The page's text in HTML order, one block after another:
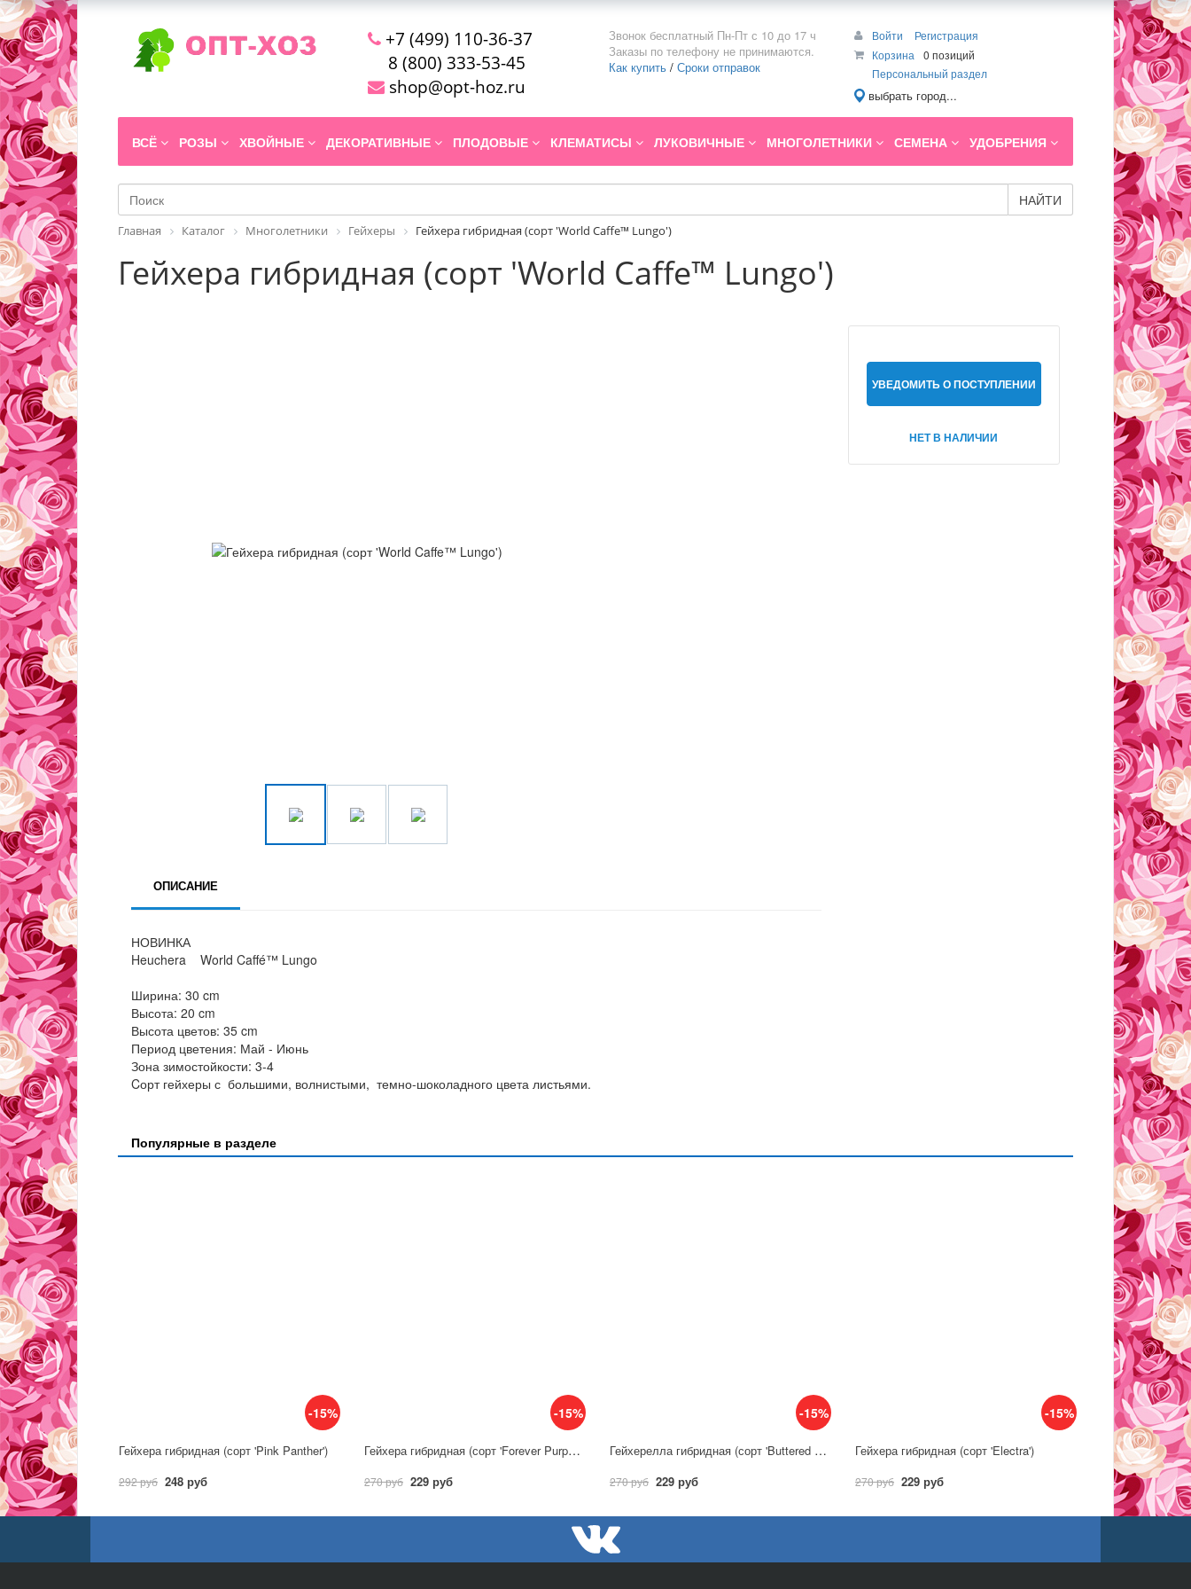
+7 (499) 110-36-37
8 (800) 333-53-45
shop@opt-hoz.ru
Звонок бесплатный Пн-Пт с 10 до 17 ч
Заказы по телефону не принимаются.
Как купить / Сроки отправок
Войти
Регистрация
Корзина
0 позиций
Персональный раздел
выбрать город...
ВСЁ РОЗЫ ХВОЙНЫЕ ДЕКОРАТИВНЫЕ ПЛОДОВЫЕ КЛЕМАТИСЫ ЛУКОВИЧНЫЕ МНОГОЛЕТНИКИ СЕМЕНА УДОБРЕНИЯ
НАЙТИ
Главная Каталог Многолетники Гейхеры Гейхера гибридная (сорт 'World Caffe™ Lungo')
Гейхера гибридная (сорт 'World Caffe™ Lungo')
УВЕДОМИТЬ О ПОСТУПЛЕНИИ
НЕТ В НАЛИЧИИ
ОПИСАНИЕ
НОВИНКА
Heuchera World Caffé™ Lungo
Ширина: 30 cm
Высота: 20 cm
Высота цветов: 35 cm
Период цветения: Май - Июнь
Зона зимостойкости: 3-4
Cорт гейхеры с большими, волнистыми, темно-шоколадного цвета листьями.
Популярные в разделе
-15%
Гейхера гибридная (сорт 'Pink Panther')
292 руб 248 руб
-15%
Гейхера гибридная (сорт 'Forever Purple')
270 руб 229 руб
-15%
Гейхерелла гибридная (сорт 'Buttered Rum')
270 руб 229 руб
-15%
Гейхера гибридная (сорт 'Electra')
270 руб 229 руб